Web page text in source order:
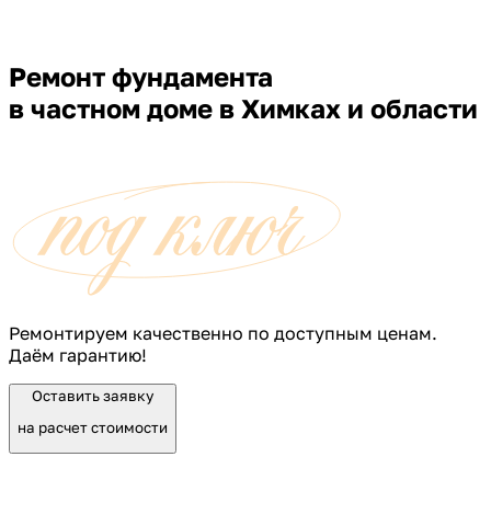
Ремонт фундамента
в частном доме в Химках и области
Ремонтируем качественно по доступным ценам.
Даём гарантию!
Оставить заявку
на расчет стоимости